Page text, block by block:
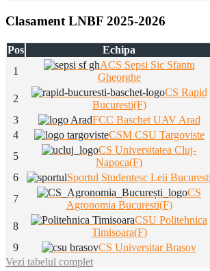
Clasament LNBF 2025-2026
Pos Echipa
1
ACS Sepsi Sic Sfantu
Gheorghe
2
CS Rapid
Bucuresti(F)
3
FCC Baschet UAV Arad
4
CSM CSU Targoviste
5
CS Universitatea Cluj-
Napoca(F)
6
Sportul Studentesc Leii Bucuresti
7
CS
Agronomia Bucuresti(F)
8
CSU Politehnica
Timisoara(F)
9
CS Universitar Brasov
Vezi tabelul complet